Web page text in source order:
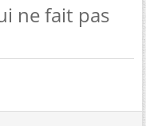
ne fait pas